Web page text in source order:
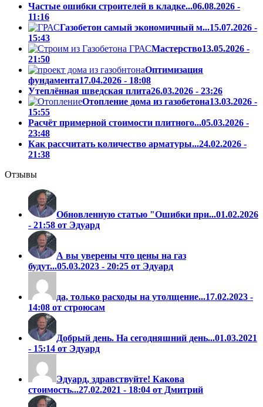
Частые ошибки строителей в кладке...06.08.2026 -
11:16
Газобетон самый экономичный м...15.07.2026 -
15:43
Мастерство13.05.2026 -
21:50
Оптимизация
фундамента17.04.2026 - 18:08
Утеплённая шведская плита26.03.2026 - 23:26
Отопление дома из газобетона13.03.2026 -
15:55
Расчёт примерной стоимости плитного...05.03.2026 -
23:48
Как рассчитать количество арматуры...24.02.2026 -
21:38
Отзывы
Обновленную статью "Ошибки при...01.02.2026
- 21:58 от Эдуард
А вы уверены что цены на газ
будут...05.03.2023 - 20:25 от Эдуард
да, только расходы на утолщение...17.02.2023 -
14:08 от строюсам
Добрый день. На сегодняшний день...01.03.2021
- 15:14 от Эдуард
Эдуард, здравствуйте! Какова
стоимость...27.02.2021 - 18:04 от Дмитрий